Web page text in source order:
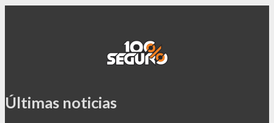
Últimas noticias